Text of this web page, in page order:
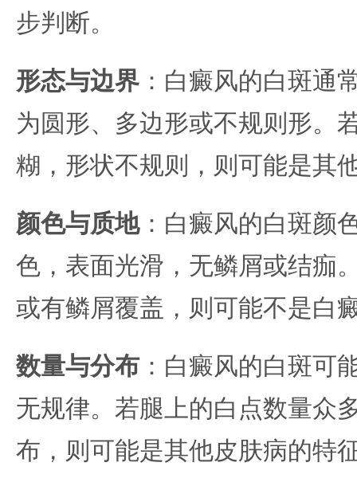
步判断。
形态与边界 ：白癜风的白斑通
为圆形、多边形或不规则形。
糊，形状不规则，则可能是其
颜色与质地：白癜风的白斑颜
色，表面光滑，无鳞屑或结痂
或有鳞屑覆盖，则可能不是白
数量与分布 ：白癜风的白斑可
无规律。若腿上的白点数量众
布，则可能是其他皮肤病的特